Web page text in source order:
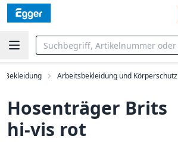
Bekleidung Arbeitsbekleidung und Körperschutz
Hosenträger Brits
hi-vis rot